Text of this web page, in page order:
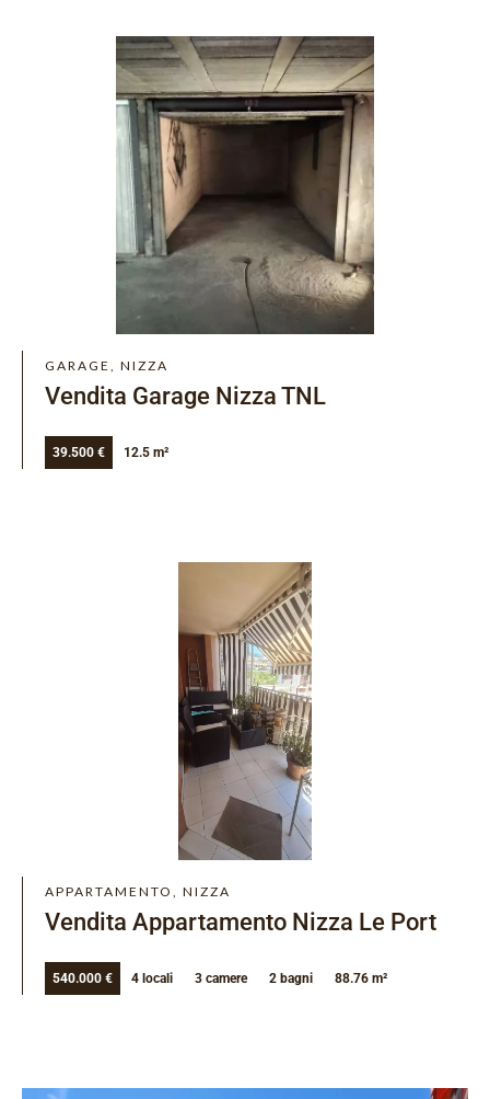
GARAGE, NIZZA
Vendita Garage Nizza TNL
39.500 € 12.5 m²
APPARTAMENTO, NIZZA
Vendita Appartamento Nizza Le Port
540.000 € 4 locali 3 camere 2 bagni 88.76 m²